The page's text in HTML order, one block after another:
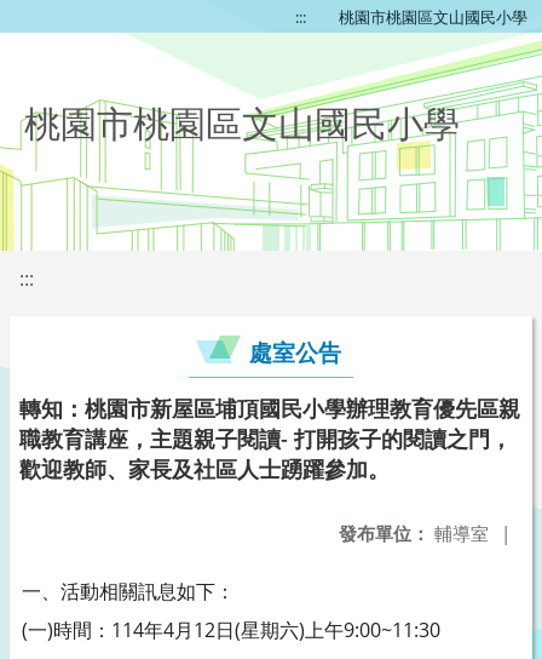
::: 桃園市桃園區文山國民小學
桃園市桃園區文山國民小學
:::
處室公告
轉知：桃園市新屋區埔頂國民小學辦理教育優先區親
職教育講座，主題親子閱讀- 打開孩子的閱讀之門，
歡迎教師、家長及社區人士踴躍參加。
發布單位： 輔導室 |
一、活動相關訊息如下：
(一)時間：114年4月12日(星期六)上午9:00~11:30